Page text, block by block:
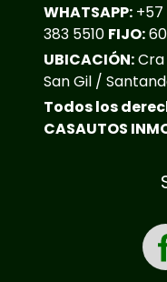
WHATSAPP:
383 5510 FIJO:
UBICACIÓN:Cra
San Gil /
Todos los
CASAUTOS